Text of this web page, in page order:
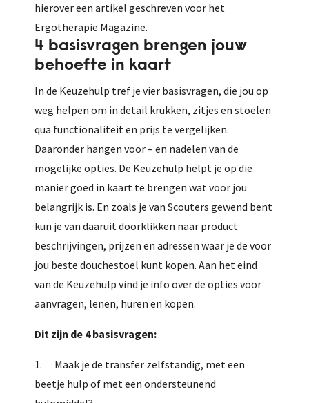
hierover een artikel geschreven voor het
Ergotherapie Magazine.
4 basisvragen brengen jouw
behoefte in kaart
In de Keuzehulp tref je vier basisvragen, die jou op
weg helpen om in detail krukken, zitjes en stoelen
qua functionaliteit en prijs te vergelijken.
Daaronder hangen voor – en nadelen van de
mogelijke opties. De Keuzehulp helpt je op die
manier goed in kaart te brengen wat voor jou
belangrijk is. En zoals je van Scouters gewend bent
kun je van daaruit doorklikken naar product
beschrijvingen, prijzen en adressen waar je de voor
jou beste douchestoel kunt kopen. Aan het eind
van de Keuzehulp vind je info over de opties voor
aanvragen, lenen, huren en kopen.
Dit zijn de 4 basisvragen:
1. Maak je de transfer zelfstandig, met een
beetje hulp of met een ondersteunend